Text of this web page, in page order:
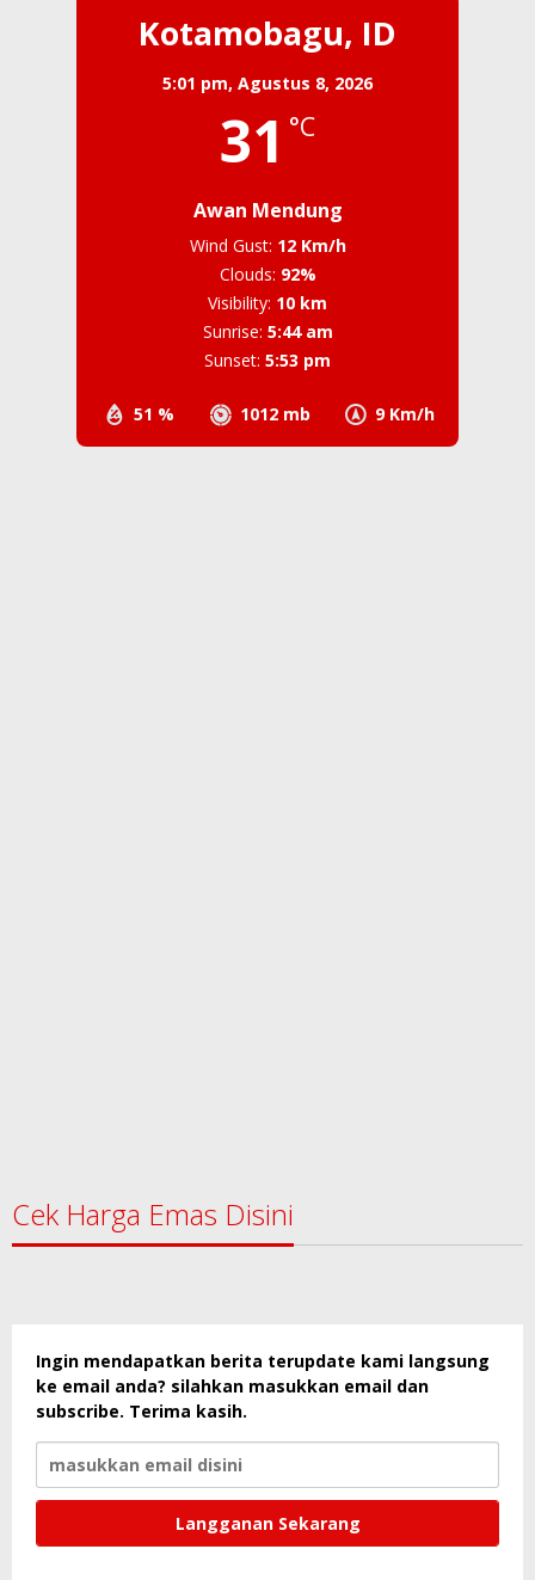
Kotamobagu, ID
5:01 pm, Agustus 8, 2026
31 °C
Awan Mendung
51 % 1012 mb 9 Km/h
Wind Gust: 12 Km/h
Clouds: 92%
Visibility: 10 km
Sunrise: 5:44 am
Sunset: 5:53 pm
Cek Harga Emas Disini
Ingin mendapatkan berita terupdate kami langsung
ke email anda? silahkan masukkan email dan
subscribe. Terima kasih.